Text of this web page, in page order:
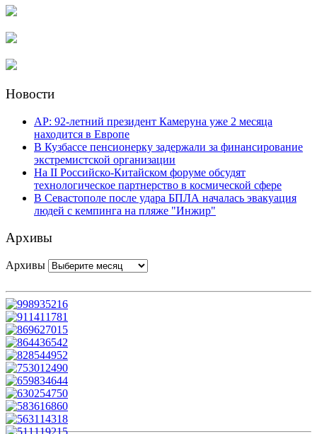
Новости
AP: 92-летний президент Камеруна уже 2 месяца
находится в Европе
В Кузбассе пенсионерку задержали за финансирование
экстремистской организации
На II Российско-Китайском форуме обсудят
технологическое партнерство в космической сфере
В Севастополе после удара БПЛА началась эвакуация
людей с кемпинга на пляже "Инжир"
Архивы
Архивы